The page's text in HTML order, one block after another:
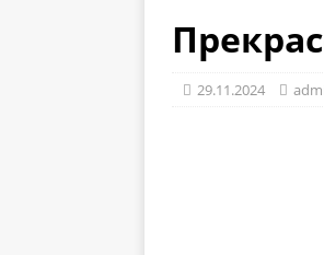
29.11.2024